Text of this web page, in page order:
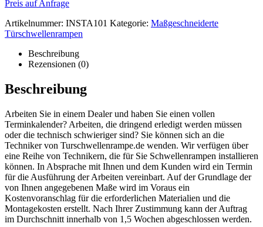
Preis auf Anfrage
Artikelnummer: INSTA101 Kategorie: Maßgeschneiderte
Türschwellenrampen
Beschreibung
Rezensionen (0)
Beschreibung
Arbeiten Sie in einem Dealer und haben Sie einen vollen
Terminkalender? Arbeiten, die dringend erledigt werden müssen
oder die technisch schwieriger sind? Sie können sich an die
Techniker von Turschwellenrampe.de wenden. Wir verfügen über
eine Reihe von Technikern, die für Sie Schwellenrampen installieren
können. In Absprache mit Ihnen und dem Kunden wird ein Termin
für die Ausführung der Arbeiten vereinbart. Auf der Grundlage der
von Ihnen angegebenen Maße wird im Voraus ein
Kostenvoranschlag für die erforderlichen Materialien und die
Montagekosten erstellt. Nach Ihrer Zustimmung kann der Auftrag
im Durchschnitt innerhalb von 1,5 Wochen abgeschlossen werden.